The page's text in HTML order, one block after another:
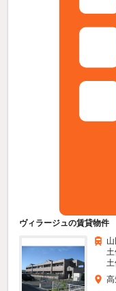
ヴィラージュの賃貸物件
高